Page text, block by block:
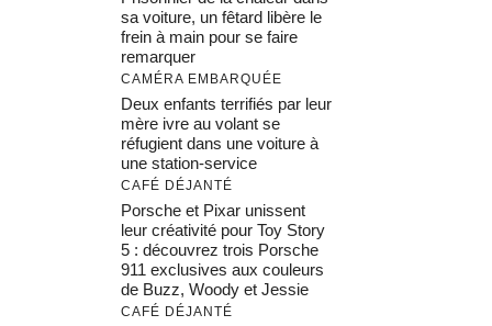
sa voiture, un fêtard libère le
frein à main pour se faire
remarquer
CAMÉRA EMBARQUÉE
Deux enfants terrifiés par leur
mère ivre au volant se
réfugient dans une voiture à
une station-service
CAFÉ DÉJANTÉ
Porsche et Pixar unissent
leur créativité pour Toy Story
5 : découvrez trois Porsche
911 exclusives aux couleurs
de Buzz, Woody et Jessie
CAFÉ DÉJANTÉ